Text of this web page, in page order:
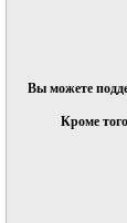
Вы можете
Кроме